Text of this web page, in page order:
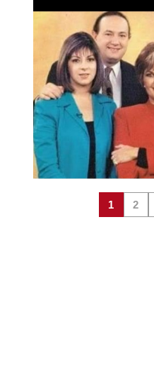
1 2